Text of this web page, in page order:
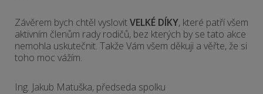
Závěrem bych chtěl vyslovitVELKÉ DÍKY, které patří všem
aktivním členům rady rodičů, bez kterých by se tato akce
nemohla uskutečnit. Takže Vám všem děkuji a věřte, že si
toho moc vážím.
Ing. Jakub Matuška, předseda spolku